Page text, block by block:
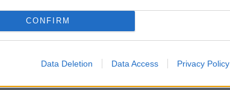
CONFIRM
Data Deletion Data Access Privacy Policy